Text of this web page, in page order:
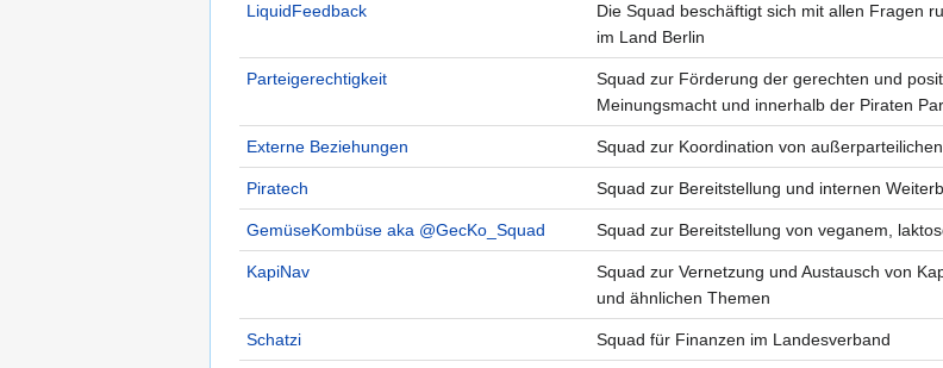
LiquidFeedback
Die Squad beschäftigt sich mit allen Fragen
im Land Berlin
Parteigerechtigkeit
Squad zur Förderung der gerechten und
Meinungsmacht und innerhalb der Piraten
Externe Beziehungen Squad zur Koordination von
Piratech Squad zur Bereitstellung und internen
GemüseKombüse aka @GecKo_Squad Squad zur Bereitstellung von veganem,
KapiNav
Squad zur Vernetzung und Austausch von
und ähnlichen Themen
Schatzi Squad für Finanzen im Landesverband